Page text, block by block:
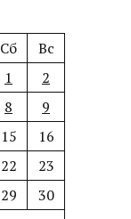
Сб
Вс
1
2
8
9
15
16
22
23
29
30